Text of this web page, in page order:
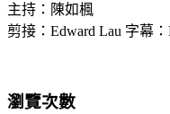
主持：陳如楓
剪接：Edward Lau 字幕：
瀏覽次數